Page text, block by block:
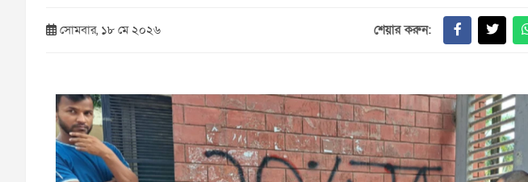
সোমবার, ১৮ মে ২০২৬ শেয়ার করুন: